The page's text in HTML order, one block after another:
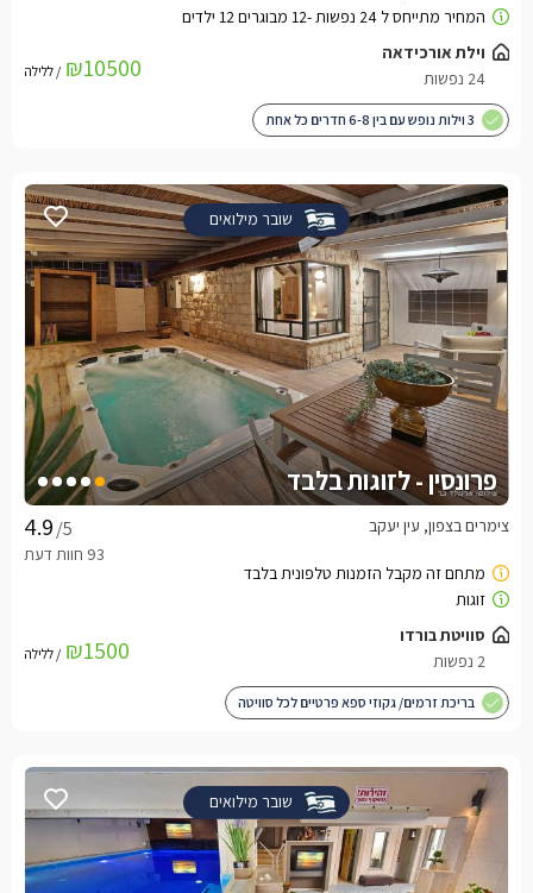
וילת אורכידאה
24 נפשות
₪10500 / ללילה
3 וילות נופש עם בין 6-8 חדרים כל אחת
שובר מילואים
פרונסין - לזוגות בלבד
/5 צימרים בצפון, עין יעקב
סוויטת בורדו
2 נפשות
₪1500 / ללילה
בריכת זרמים/ גקוזי ספא פרטיים לכל סוויטה
שובר מילואים